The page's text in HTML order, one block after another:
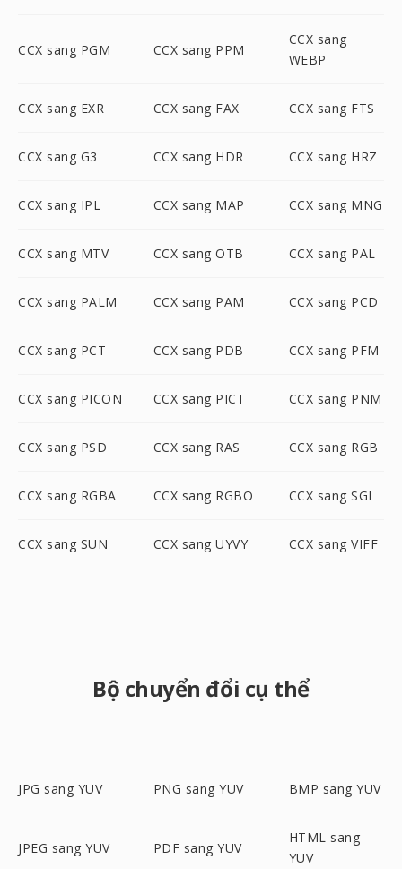
CCX sang PGM CCX sang PPM
CCX sang
WEBP
CCX sang EXR CCX sang FAX CCX sang FTS
CCX sang G3 CCX sang HDR CCX sang HRZ
CCX sang IPL CCX sang MAP CCX sang MNG
CCX sang MTV CCX sang OTB CCX sang PAL
CCX sang PALM CCX sang PAM CCX sang PCD
CCX sang PCT CCX sang PDB CCX sang PFM
CCX sang PICON CCX sang PICT CCX sang PNM
CCX sang PSD CCX sang RAS CCX sang RGB
CCX sang RGBA CCX sang RGBO CCX sang SGI
CCX sang SUN CCX sang UYVY CCX sang VIFF
Bộ chuyển đổi cụ thể
JPG sang YUV PNG sang YUV BMP sang YUV
JPEG sang YUV PDF sang YUV
HTML sang
YUV